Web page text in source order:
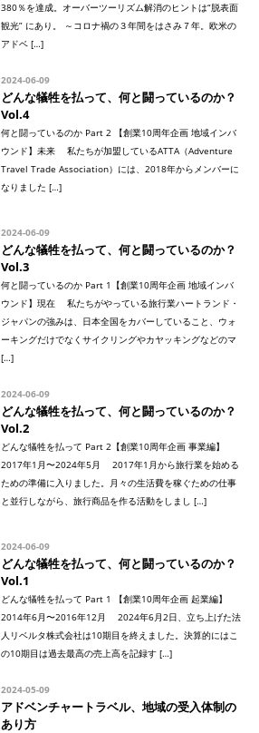
380％を達成。オーバーツーリズム解消のヒントは“脱表面
観光” にあり。 ～コロナ禍の３年間をはさみ７年。欧米の
アドベ […]
2024-06-09
どんな犠牲を払って、何と闘っているのか？
Vol.4
何と闘っているのか Part 2 【創業10周年企画 地域インバ
ウンド】未来 私たちが加盟しているATTA（Adventure
Travel Trade Association）には、2018年からメンバーに
なりました […]
2024-06-09
どんな犠牲を払って、何と闘っているのか？
Vol.3
何と闘っているのか Part 1【創業10周年企画 地域インバ
ウンド】現在 私たちがやっている旅行業ハートランド・
ジャパンの強みは、日本全国をカバーしていること、ウォ
ーキングだけでなくサイクリングやカヤッキングなどのマ
[…]
2024-06-09
どんな犠牲を払って、何と闘っているのか？
Vol.2
どんな犠牲を払って Part 2【創業10周年企画 事業編】
2017年1月〜2024年5月 2017年1月から旅行業を始める
ための準備に入りました。月々の生活費を稼ぐための仕事
と並行しながら、旅行商品を作る活動をしまし […]
2024-06-09
どんな犠牲を払って、何と闘っているのか？
Vol.1
どんな犠牲を払って Part 1 【創業10周年企画 起業編】
2014年6月〜2016年12月 2024年6月2日、立ち上げた法
人リベルタ株式会社は10期目を終えました。決算的にはこ
の10期目は過去最高の売上高を記録す […]
2024-05-09
アドベンチャートラベル、地域の受入体制の
あり方